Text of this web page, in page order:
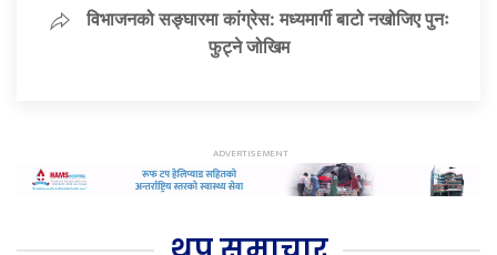
विभाजनको सङ्घारमा कांग्रेस: मध्यमार्गी बाटो नखोजिए पुनः
फुट्ने जोखिम